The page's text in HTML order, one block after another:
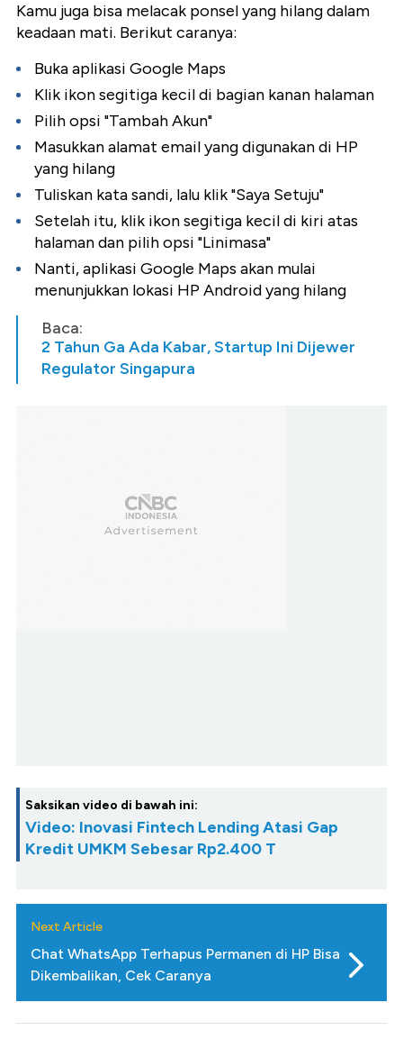
Kamu juga bisa melacak ponsel yang hilang dalam
keadaan mati. Berikut caranya:
Buka aplikasi Google Maps
Klik ikon segitiga kecil di bagian kanan halaman
Pilih opsi "Tambah Akun"
Masukkan alamat email yang digunakan di HP
yang hilang
Tuliskan kata sandi, lalu klik "Saya Setuju"
Setelah itu, klik ikon segitiga kecil di kiri atas
halaman dan pilih opsi "Linimasa"
Nanti, aplikasi Google Maps akan mulai
menunjukkan lokasi HP Android yang hilang
Baca:
2 Tahun Ga Ada Kabar, Startup Ini Dijewer
Regulator Singapura
Saksikan video di bawah ini:
Video: Inovasi Fintech Lending Atasi Gap
Kredit UMKM Sebesar Rp2.400 T
Next Article
Chat WhatsApp Terhapus Permanen di HP Bisa
Dikembalikan, Cek Caranya